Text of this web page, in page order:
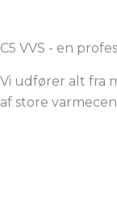
C5 VVS - en
Vi udfører alt fra
af store